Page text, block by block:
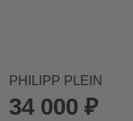
PHILIPP PLEIN
34 000 ₽